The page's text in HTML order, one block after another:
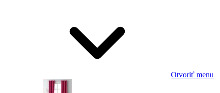
Otvoriť menu